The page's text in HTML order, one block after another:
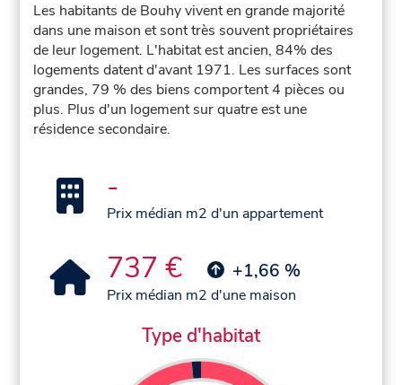
Les habitants de Bouhy vivent en grande majorité
dans une maison et sont très souvent propriétaires
de leur logement. L'habitat est ancien, 84% des
logements datent d'avant 1971. Les surfaces sont
grandes, 79 % des biens comportent 4 pièces ou
plus. Plus d'un logement sur quatre est une
résidence secondaire.
-
Prix médian m2 d'un appartement
737 € +1,66 %
Prix médian m2 d'une maison
Type d'habitat